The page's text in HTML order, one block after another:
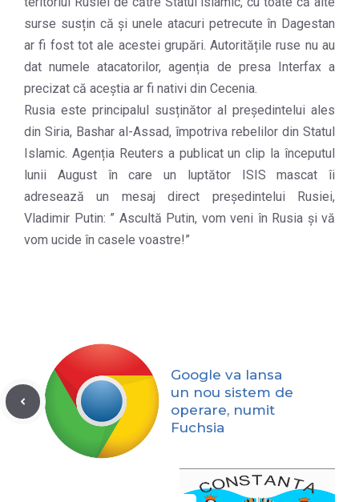
surse susțin că și unele atacuri petrecute în Dagestan
ar fi fost tot ale acestei grupări. Autoritățile ruse nu au
dat numele atacatorilor, agenția de presa Interfax a
precizat că aceștia ar fi nativi din Cecenia.
Rusia este principalul susținător al președintelui ales
din Siria, Bashar al-Assad, împotriva rebelilor din Statul
Islamic. Agenția Reuters a publicat un clip la începutul
lunii August în care un luptător ISIS mascat îi
adresează un mesaj direct președintelui Rusiei,
Vladimir Putin: ” Ascultă Putin, vom veni în Rusia și vă
vom ucide în casele voastre!”
Google va lansa
un nou sistem de
operare, numit
Fuchsia